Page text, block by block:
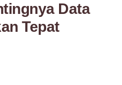
Data
Tepat